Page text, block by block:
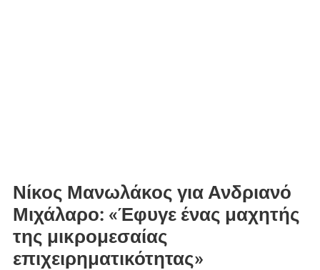
Νίκος Μανωλάκος για Ανδριανό
Μιχάλαρο: «Έφυγε ένας μαχητής
της μικρομεσαίας
επιχειρηματικότητας»